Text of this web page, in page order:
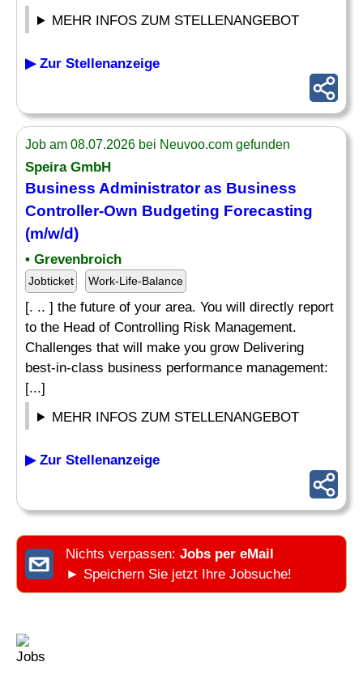
MEHR INFOS ZUM STELLENANGEBOT
▶ Zur Stellenanzeige
Job am 08.07.2026 bei Neuvoo.com gefunden
Speira GmbH
Business Administrator as Business
Controller-Own Budgeting Forecasting
(m/w/d)
• Grevenbroich
Jobticket Work-Life-Balance
[. .. ] the future of your area. You will directly report
to the Head of Controlling Risk Management.
Challenges that will make you grow Delivering
best-in-class business performance management:
[...]
MEHR INFOS ZUM STELLENANGEBOT
▶ Zur Stellenanzeige
Nichts verpassen: Jobs per eMail
► Speichern Sie jetzt Ihre Jobsuche!